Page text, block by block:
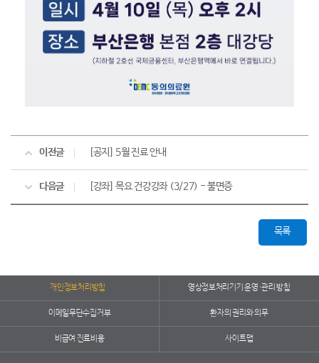
이전글 [공지] 5월 진료 안내
다음글 [강좌] 목요 건강강좌 (3/27) - 불면증
목록
개인정보처리방침 영상정보처리기기 운영·관리 방침
이메일무단수집거부 환자의 권리와 의무
비급여 진료비용 사이트맵